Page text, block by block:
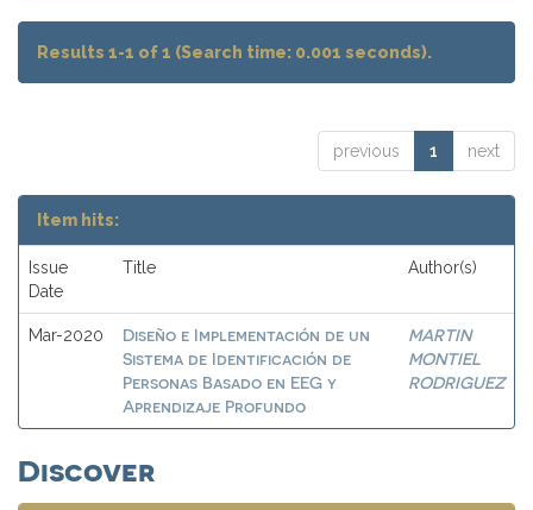
Results 1-1 of 1 (Search time: 0.001 seconds).
previous 1 next
Item hits:
Issue
Date
Title Author(s)
Mar-2020
Diseño e Implementación de un
Sistema de Identificación de
Personas Basado en EEG y
Aprendizaje Profundo
MARTIN
MONTIEL
RODRIGUEZ
Discover